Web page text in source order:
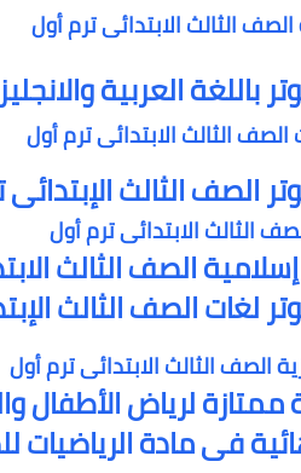
الثالث الابتدائى ترم أول
باللغة العربية
الثالث الابتدائى ترم أول
الصف الثالث الإبتدائى
الثالث الابتدائى ترم أول
الصف الثالث
لغات الصف الثالث
الصف الثالث الابتدائى ترم أول
لرياض الأطفال
فى مادة الرياضيات